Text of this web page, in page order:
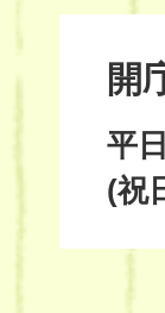
開
平日
(祝